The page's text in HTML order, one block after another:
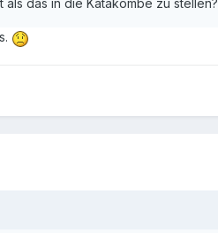
das in die Katakombe zu stellen?